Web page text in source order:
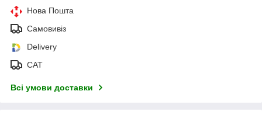
Нова Пошта
Самовивіз
Delivery
САТ
Всі умови доставки